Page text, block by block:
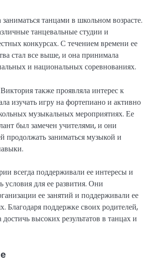
танцами в школьном возрасте.
танцевальные студии и
конкурсах. С течением времени ее
стал все выше, и она принимала
и национальных соревнованиях.
также проявляла интерес к
изучать игру на фортепиано и активно
музыкальных мероприятиях. Ее
был замечен учителями, и они
продолжать заниматься музыкой и
всегда поддерживали ее интересы и
условия для ее развития. Они
ее занятий и поддерживали ее
Благодаря поддержке своих родителей,
высоких результатов в танцах и